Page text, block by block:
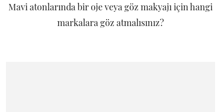
Mavi atonlarında bir oje veya göz makyajı için hangi
markalara göz atmalısınız?